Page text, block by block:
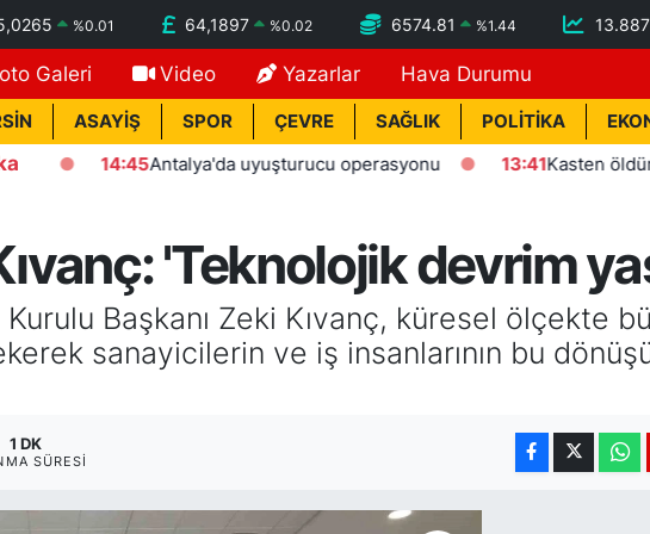
%0.01 64,1897 %0.02 6574.81 %1.44 13.887
Galeri Video Yazarlar Hava Durumu
ASAYİŞ SPOR ÇEVRE SAĞLIK POLİTİKA
14:45 Antalya'da uyuşturucu operasyonu 13:41 Kasten
'Teknolojik devrim
Kurulu Başkanı Zeki Kıvanç, küresel ölçekte
sanayicilerin ve iş insanlarının bu
1 DK
SÜRESI